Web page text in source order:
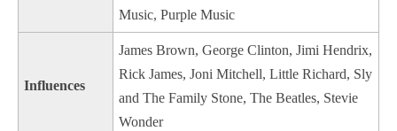
Music, Purple Music
Influences
James Brown, George Clinton, Jimi Hendrix,
Rick James, Joni Mitchell, Little Richard, Sly
and The Family Stone, The Beatles, Stevie
Wonder